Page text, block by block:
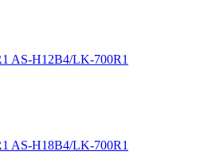
AS-H12B4/LK-700R1
AS-H18B4/LK-700R1